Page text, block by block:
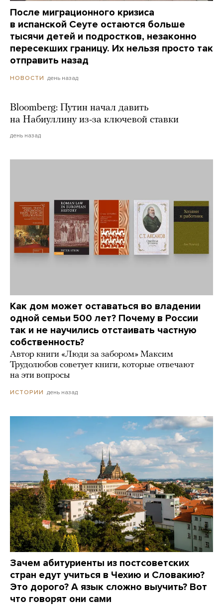
После миграционного кризиса
в испанской Сеуте остаются больше
тысячи детей и подростков, незаконно
пересекших границу. Их нельзя просто так
отправить назад
НОВОСТИ день назад
Bloomberg: Путин начал давить
на Набиуллину из-за ключевой ставки
день назад
Как дом может оставаться во владении
одной семьи 500 лет? Почему в России
так и не научились отстаивать частную
собственность?
Автор книги «Люди за забором» Максим
Трудолюбов советует книги, которые отвечают
на эти вопросы
ИСТОРИИ день назад
Зачем абитуриенты из постсоветских
стран едут учиться в Чехию и Словакию?
Это дорого? А язык сложно выучить? Вот
что говорят они сами